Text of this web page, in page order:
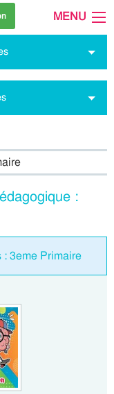
MENU
:
3eme Primaire